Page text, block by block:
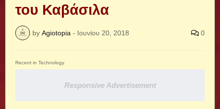
του Καβάσιλα
by Agiotopia - Ιουνίου 20, 2018 0
Recent in Technology
Responsive Advertisement